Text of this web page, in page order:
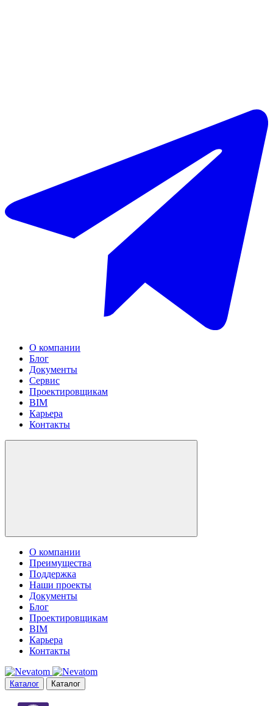
О компании
Блог
Документы
Сервис
Проектировщикам
BIM
Карьера
Контакты
О компании
Преимущества
Поддержка
Наши проекты
Документы
Блог
Проектировщикам
BIM
Карьера
Контакты
Каталог Каталог